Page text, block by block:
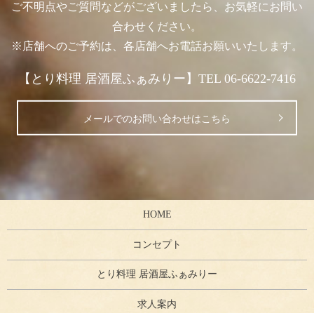
ご不明点やご質問などがございましたら、お気軽にお問い
合わせください。
※店舗へのご予約は、各店舗へお電話お願いいたします。
【とり料理 居酒屋ふぁみりー】TEL 06-6622-7416
メールでのお問い合わせはこちら
HOME
コンセプト
とり料理 居酒屋ふぁみりー
求人案内